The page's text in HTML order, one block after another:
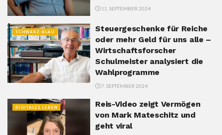
11. SEPTEMBER 2024
SCHWARZ-BLAU
Steuergeschenke für Reiche
oder mehr Geld für uns alle –
Wirtschaftsforscher
Schulmeister analysiert die
Wahlprogramme
7. SEPTEMBER 2024
DIGITALES LEBEN
Reis-Video zeigt Vermögen
von Mark Mateschitz und
geht viral